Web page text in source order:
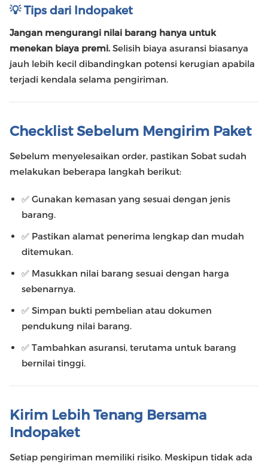
💡 Tips dari Indopaket
Jangan mengurangi nilai barang hanya untuk
menekan biaya premi. Selisih biaya asuransi biasanya
jauh lebih kecil dibandingkan potensi kerugian apabila
terjadi kendala selama pengiriman.
Checklist Sebelum Mengirim Paket
Sebelum menyelesaikan order, pastikan Sobat sudah
melakukan beberapa langkah berikut:
✅ Gunakan kemasan yang sesuai dengan jenis
barang.
✅ Pastikan alamat penerima lengkap dan mudah
ditemukan.
✅ Masukkan nilai barang sesuai dengan harga
sebenarnya.
✅ Simpan bukti pembelian atau dokumen
pendukung nilai barang.
✅ Tambahkan asuransi, terutama untuk barang
bernilai tinggi.
Kirim Lebih Tenang Bersama
Indopaket
Setiap pengiriman memiliki risiko. Meskipun tidak ada